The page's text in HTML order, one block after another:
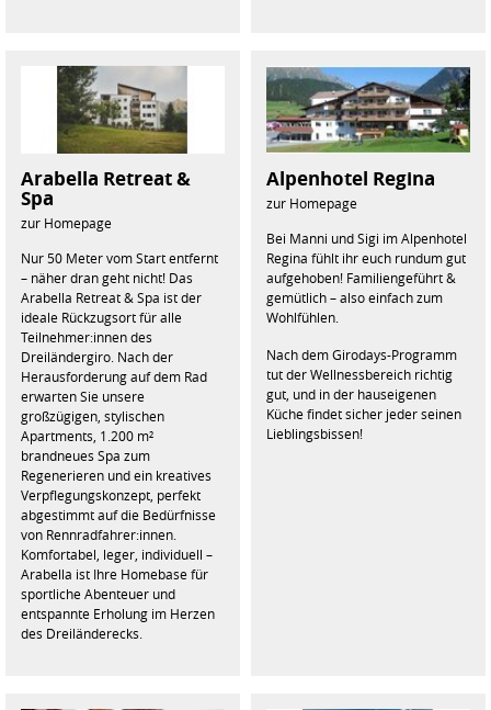
Arabella Retreat &
Spa
zur Homepage
Nur 50 Meter vom Start entfernt
– näher dran geht nicht! Das
Arabella Retreat & Spa ist der
ideale Rückzugsort für alle
Teilnehmer:innen des
Dreiländergiro. Nach der
Herausforderung auf dem Rad
erwarten Sie unsere
großzügigen, stylischen
Apartments, 1.200 m²
brandneues Spa zum
Regenerieren und ein kreatives
Verpflegungskonzept, perfekt
abgestimmt auf die Bedürfnisse
von Rennradfahrer:innen.
Komfortabel, leger, individuell –
Arabella ist Ihre Homebase für
sportliche Abenteuer und
entspannte Erholung im Herzen
des Dreiländerecks.
Alpenhotel Regina
zur Homepage
Bei Manni und Sigi im Alpenhotel
Regina fühlt ihr euch rundum gut
aufgehoben! Familiengeführt &
gemütlich – also einfach zum
Wohlfühlen.
Nach dem Girodays-Programm
tut der Wellnessbereich richtig
gut, und in der hauseigenen
Küche findet sicher jeder seinen
Lieblingsbissen!